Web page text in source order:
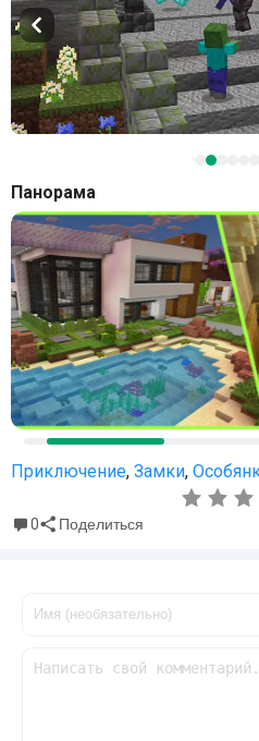
Панорама
Приключение, Замки,
0 Поделиться